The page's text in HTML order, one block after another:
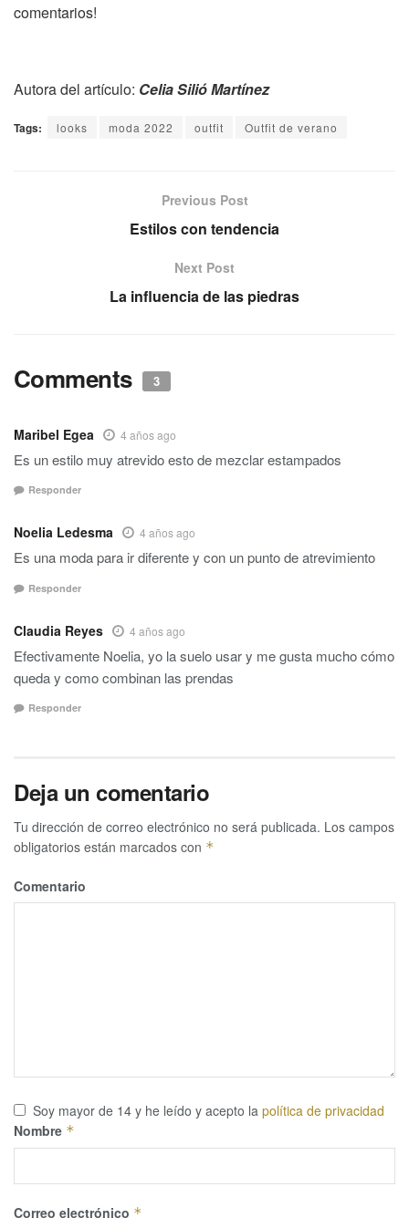
comentarios!
Autora del artículo: Celia Silió Martínez
Tags: looks moda 2022 outfit Outfit de verano
Previous Post
Estilos con tendencia
Next Post
La influencia de las piedras
Comments 3
Maribel Egea 4 años ago
Es un estilo muy atrevido esto de mezclar estampados
Responder
Noelia Ledesma 4 años ago
Es una moda para ir diferente y con un punto de atrevimiento
Responder
Claudia Reyes 4 años ago
Efectivamente Noelia, yo la suelo usar y me gusta mucho cómo
queda y como combinan las prendas
Responder
Deja un comentario
Tu dirección de correo electrónico no será publicada. Los campos
obligatorios están marcados con *
Comentario
Soy mayor de 14 y he leído y acepto la política de privacidad
Nombre *
Correo electrónico *